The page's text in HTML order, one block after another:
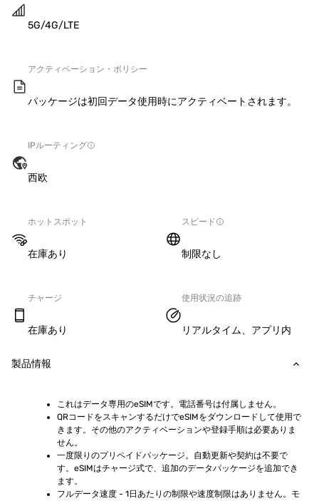
5G/4G/LTE
アクティベーション・ポリシー
パッケージは初回データ使用時にアクティベートされます。
IPルーティング
西欧
ホットスポット
在庫あり
スピード
制限なし
チャージ
在庫あり
使用状況の追跡
リアルタイム、アプリ内
製品情報
これはデータ専用のeSIMです。電話番号は付属しません。
QRコードをスキャンするだけでeSIMをダウンロードして使用で
きます。その他のアクティベーションや登録手順は必要ありま
せん。
一度限りのプリペイドパッケージ。自動更新や契約は不要で
す。eSIMはチャージ式で、追加のデータパッケージを追加でき
ます。
フルデータ速度 - 1日あたりの制限や速度制限はありません。モ